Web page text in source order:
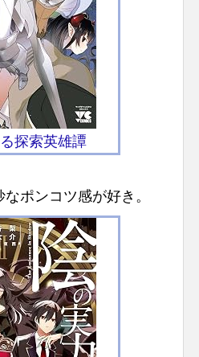
探索英雄譚
ポンコツ感が好き。